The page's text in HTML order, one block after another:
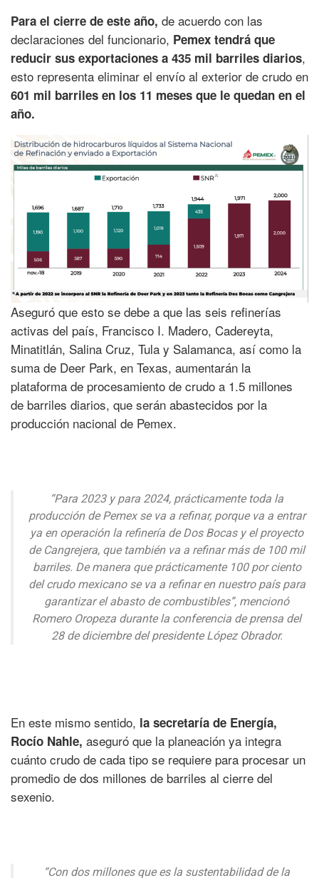
Para el cierre de este año, de acuerdo con las
declaraciones del funcionario, Pemex tendrá que
reducir sus exportaciones a 435 mil barriles diarios,
esto representa eliminar el envío al exterior de crudo en
601 mil barriles en los 11 meses que le quedan en el
año.
Aseguró que esto se debe a que las seis refinerías
activas del país, Francisco I. Madero, Cadereyta,
Minatitlán, Salina Cruz, Tula y Salamanca, así como la
suma de Deer Park, en Texas, aumentarán la
plataforma de procesamiento de crudo a 1.5 millones
de barriles diarios, que serán abastecidos por la
producción nacional de Pemex.
“Para 2023 y para 2024, prácticamente toda la
producción de Pemex se va a refinar, porque va a entrar
ya en operación la refinería de Dos Bocas y el proyecto
de Cangrejera, que también va a refinar más de 100 mil
barriles. De manera que prácticamente 100 por ciento
del crudo mexicano se va a refinar en nuestro país para
garantizar el abasto de combustibles”, mencionó
Romero Oropeza durante la conferencia de prensa del
28 de diciembre del presidente López Obrador.
En este mismo sentido, la secretaría de Energía,
Rocío Nahle, aseguró que la planeación ya integra
cuánto crudo de cada tipo se requiere para procesar un
promedio de dos millones de barriles al cierre del
sexenio.
“Con dos millones que es la sustentabilidad de la